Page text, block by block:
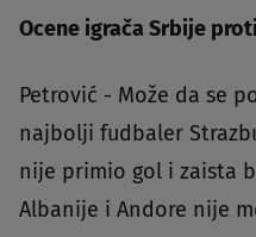
Ocene igrača Srbije
Petrović - Može da se
najbolji fudbaler
nije primio gol i zaista
Albanije i Andore nije